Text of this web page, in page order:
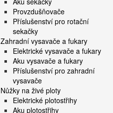
Provzdušňovače
Příslušenství pro rotační
sekačky
Zahradní vysavače a fukary
Elektrické vysavače a fukary
Aku vysavače a fukary
Příslušenství pro zahradní
vysavače
Nůžky na živé ploty
Elektrické plotostřihy
Aku plotostřihy